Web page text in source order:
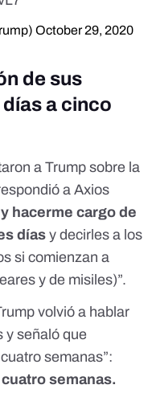
October 29, 2020
de sus
a cinco
a Trump sobre la
a Axios
hacerme cargo de
días y decirles a los
si comienzan a
y de misiles)”.
volvió a hablar
y señaló que
semanas”:
semanas.